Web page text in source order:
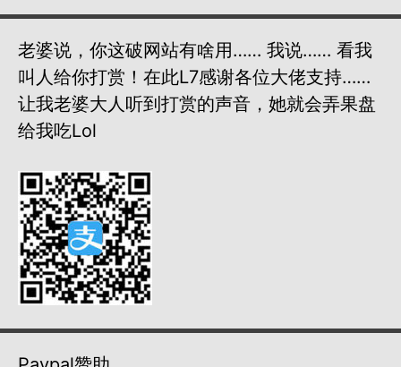
老婆说，你这破网站有啥用…… 我说…… 看我
叫人给你打赏！在此L7感谢各位大佬支持……
让我老婆大人听到打赏的声音，她就会弄果盘
给我吃lol